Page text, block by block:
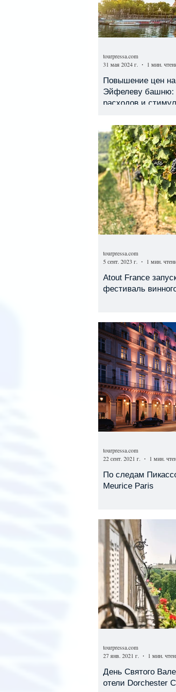
Повышение цен
Эйфелеву башню:
расходов и
tourpressa.com
31 мая 2024 г.
1 мин.
Atout France
фестиваль
tourpressa.com
5 сент. 2023 г.
1 мин.
По следам
Meurice Paris
tourpressa.com
22 сент. 2021 г.
1 мин.
День Святого
отели Dorchester
tourpressa.com
27 янв. 2021 г.
1 мин.